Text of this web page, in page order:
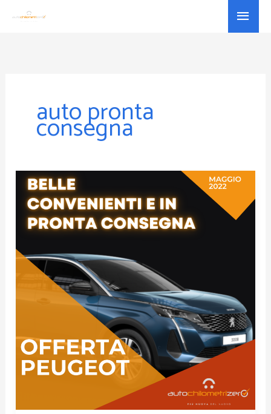
Menu
auto pronta
consegna
Belle
Pronte
Offerta
Peugeot